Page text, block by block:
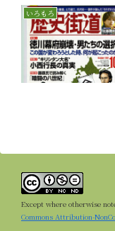
いろもろ
Except where otherwise
Commons Attribution-